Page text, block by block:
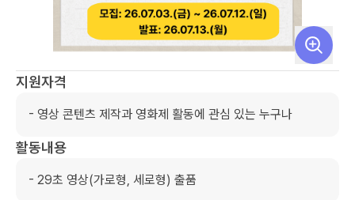
지원자격
- 영상 콘텐츠 제작과 영화제 활동에 관심 있는 누구나
활동내용
- 29초 영상(가로형, 세로형) 출품